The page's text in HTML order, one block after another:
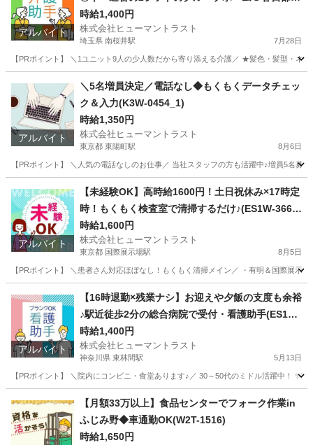
アルバイト
S1W-3334_1)
時給1,400円
株式会社ヒューマントラスト
埼玉県 南桜井駅 7月28日
【PRポイント】 ＼1ユニット9人の少人数だから寄り添える介護／ ★髪色・髪型・
南桜井駅 介護
アルバイト
＼5名増員決定／電話なし◆もくもくデータチェッ
ク＆入力(K3W-0454_1)
時給1,350円
株式会社ヒューマントラスト
東京都 東陽町駅 8月6日
【PRポイント】 ＼人気の電話なしのお仕事／ 当社スタッフの方も活躍中♪増員5名
東陽町駅 データ入力 ヒューマントラスト
アルバイト
【未経験OK】高時給1600円！土日祝休み×17時定
時！もくもく検査室で清掃するだけ♪(ES1W-3667
_1)
時給1,600円
株式会社ヒューマントラスト
東京都 国際展示場駅 8月5日
【PRポイント】 ＼患者さん対応ほぼなし！もくもく清掃メイン／ ・有明＆国際展
国際展示場駅 清掃 スタッフ
アルバイト
【16時退勤×残業ナシ】お迎えや夕飯の支度も余裕
♪駅近徒歩2分の総合病院で受付・看護助手(ES1W-
3606)
時給1,400円
株式会社ヒューマントラスト
神奈川県 東林間駅 5月13日
【PRポイント】 ＼院内にコンビニ・食堂あります♪／ 30～50代のミドル活躍中！
相模原市 東林間駅 その他 看護助手
【月額33万以上】食品センターでフォーク作業in
ふじみ野◆車通勤OK(W2T-1516)
時給1,650円